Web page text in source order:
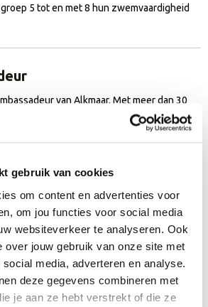
gebruik van cookies
om content en advertenties voor
om jou functies voor social media
websiteverkeer te analyseren. Ook
over jouw gebruik van onze site met
media, adverteren en analyse.
deze gegevens combineren met
je aan ze hebt verstrekt of die ze
5 tot en met 8 hun zwemvaardigheid
van Alkmaar. Met meer dan 30
zet hij zich in om zoveel mogelijk mensen
het water. Zijn doel is helder: kinderen
tot nieuwe
van Alkmaar
met trots Max Delissen aangenomen als de
van Alkmaar. Na een intensieve
met zwembad Hoornse Vaart,